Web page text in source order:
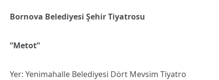
Bornova Belediyesi Şehir Tiyatrosu
“Metot”
Yer: Yenimahalle Belediyesi Dört Mevsim Tiyatro